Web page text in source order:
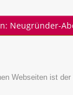
Neugründer-
Webseiten ist